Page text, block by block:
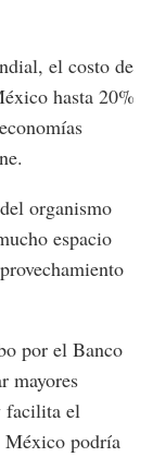
el costo de
hasta 20%
organismo
espacio
por el Banco
mayores
facilita el
México podría